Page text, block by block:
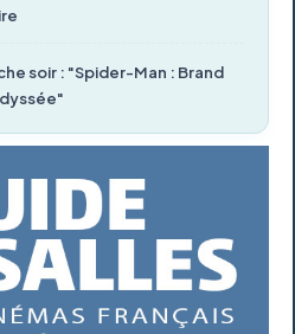
soir : "Spider-Man : Brand